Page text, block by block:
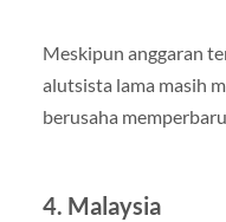
Meskipun anggaran
alutsista lama masih
berusaha
4. Malaysia